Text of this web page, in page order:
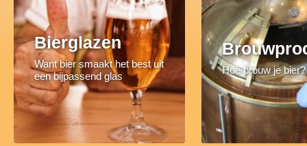
Bierglazen
Want bier smaakt het best uit
een bijpassend glas
Hoe brouw je bier?